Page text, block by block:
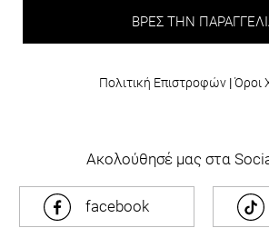
ΒΡΕΣ ΤΗΝ
Πολιτική Επιστροφών |Όροι
Ακολούθησέ μας στα
facebook